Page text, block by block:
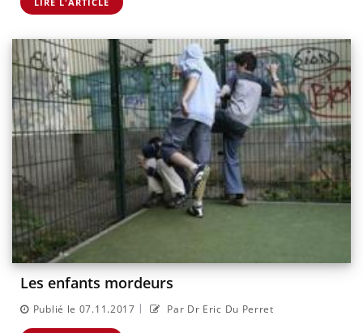
Les enfants mordeurs
Publié le 07.11.2017 | Par Dr Eric Du Perret